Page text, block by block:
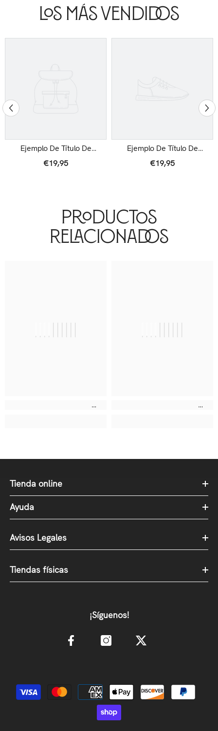
Los Más Vendidos
Ejemplo De Título De
Producto
€19,95
Ejemplo De Título De
Producto
€19,95
Productos
Relacionados
|||||||||| ||||||||||
Tienda online
Ayuda
Avisos Legales
Tiendas físicas
¡Síguenos!